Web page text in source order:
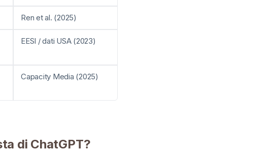
Ren et al. (2025)
EESI / dati USA (2023)
Capacity Media (2025)
di ChatGPT?